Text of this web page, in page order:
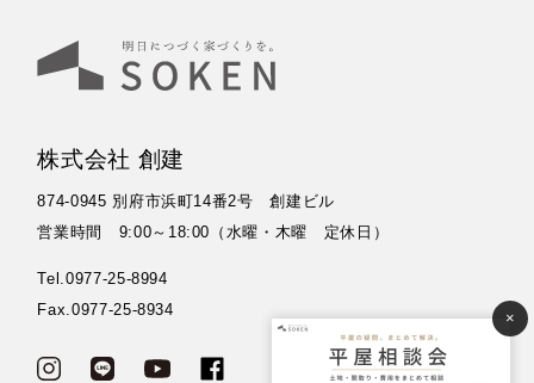
×
株式会社 創建
874-0945 別府市浜町14番2号 創建ビル
営業時間 9:00～18:00（水曜・木曜 定休日）
Tel.0977-25-8994
Fax.0977-25-8934